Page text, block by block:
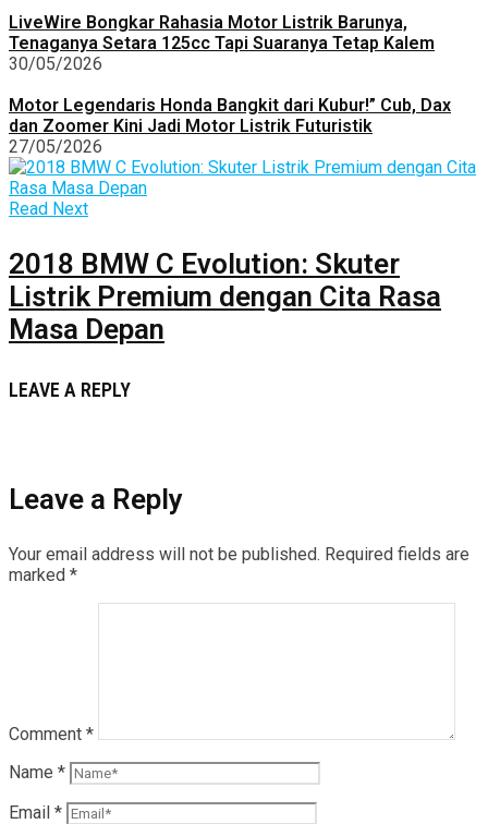
LiveWire Bongkar Rahasia Motor Listrik Barunya,
Tenaganya Setara 125cc Tapi Suaranya Tetap Kalem
30/05/2026
Motor Legendaris Honda Bangkit dari Kubur!” Cub, Dax
dan Zoomer Kini Jadi Motor Listrik Futuristik
27/05/2026
Read Next
2018 BMW C Evolution: Skuter
Listrik Premium dengan Cita Rasa
Masa Depan
LEAVE A REPLY
Leave a Reply
Your email address will not be published. Required fields are
marked *
Comment *
Name *
Email *